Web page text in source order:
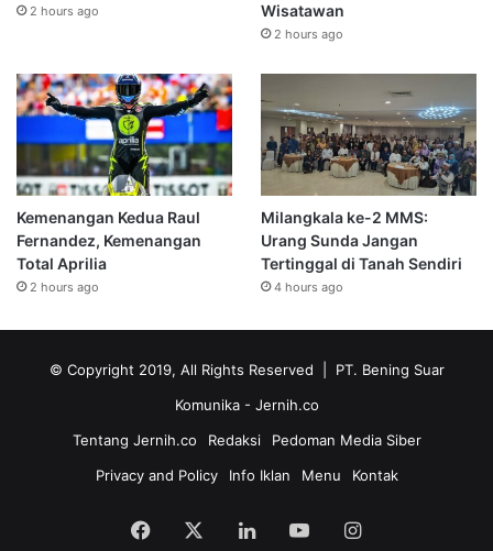
2 hours ago
Wisatawan
2 hours ago
Kemenangan Kedua Raul
Fernandez, Kemenangan
Total Aprilia
2 hours ago
Milangkala ke-2 MMS:
Urang Sunda Jangan
Tertinggal di Tanah Sendiri
4 hours ago
© Copyright 2019, All Rights Reserved | PT. Bening Suar
Komunika - Jernih.co
Tentang Jernih.co
Redaksi
Pedoman Media Siber
Privacy and Policy
Info Iklan Menu Kontak
Facebook LinkedInYouTubeInstagram